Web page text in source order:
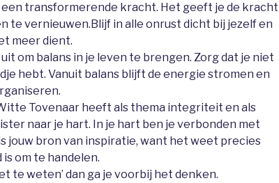
een transformerende kracht. Het geeft je de kracht
te vernieuwen.Blijf in alle onrust dicht bij jezelf en
meer dient.
om balans in je leven te brengen. Zorg dat je niet
hebt. Vanuit balans blijft de energie stromen en
Tovenaar heeft als thema integriteit en als
naar je hart. In je hart ben je verbonden met
jouw bron van inspiratie, want het weet precies
om te handelen.
te weten’ dan ga je voorbij het denken.